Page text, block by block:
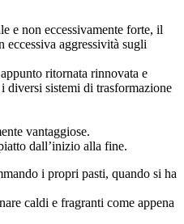
e non eccessivamente forte, il
eccessiva aggressività sugli
ritornata rinnovata e
i diversi sistemi di trasformazione
vantaggiose.
dall’inizio alla fine.
i propri pasti, quando si ha
caldi e fragranti come appena